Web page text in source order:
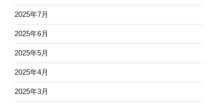
2025年7月
2025年6月
2025年5月
2025年4月
2025年3月